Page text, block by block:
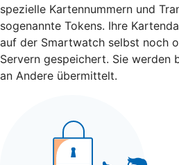
spezielle Kartennummern und
sogenannte Tokens. Ihre
auf der Smartwatch selbst noch
Servern gespeichert. Sie werden
an Andere übermittelt.